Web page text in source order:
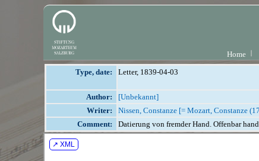
Home
Type, date: Letter, 1839-04-03
Author:
[Unbekannt]
Writer:
Nissen, Constanze [= Mozart, Constanze
Comment:
Datierung von fremder Hand. Offenbar